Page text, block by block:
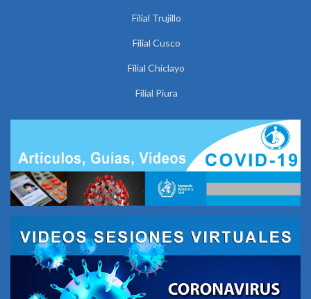
Filial Trujillo
Filial Cusco
Filial Chiclayo
Filial Piura